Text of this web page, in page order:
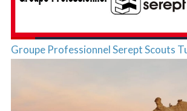
Groupe Professionnel Serept Scouts